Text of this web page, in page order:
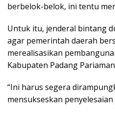
berbelok-belok, ini tentu
Untuk itu, jenderal bintang
agar pemerintah daerah
merealisasikan
Kabupaten Padang
“Ini harus segera
mensukseskan